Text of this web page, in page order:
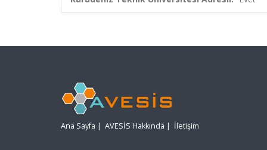
Ana Sayfa | AVESİS Hakkında | İletişim